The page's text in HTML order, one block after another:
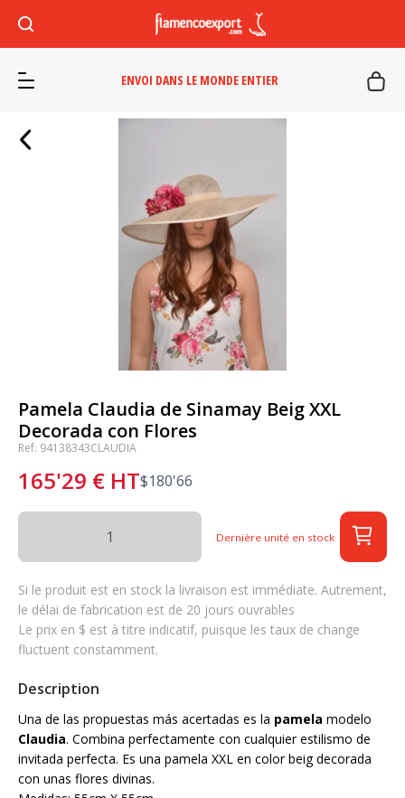
ENVOI DANS LE MONDE ENTIER
Pamela Claudia de Sinamay Beig XXL
Decorada con Flores
Ref: 94138343CLAUDIA
165'29 € HT$180'66
Dernière unité en stock
Si le produit est en stock la livraison est immédiate. Autrement,
le délai de fabrication est de 20 jours ouvrables
Le prix en $ est à titre indicatif, puisque les taux de change
fluctuent constamment.
Description
Una de las propuestas más acertadas es la pamela modelo
Claudia. Combina perfectamente con cualquier estilismo de
invitada perfecta. Es una pamela XXL en color beig decorada
con unas flores divinas.